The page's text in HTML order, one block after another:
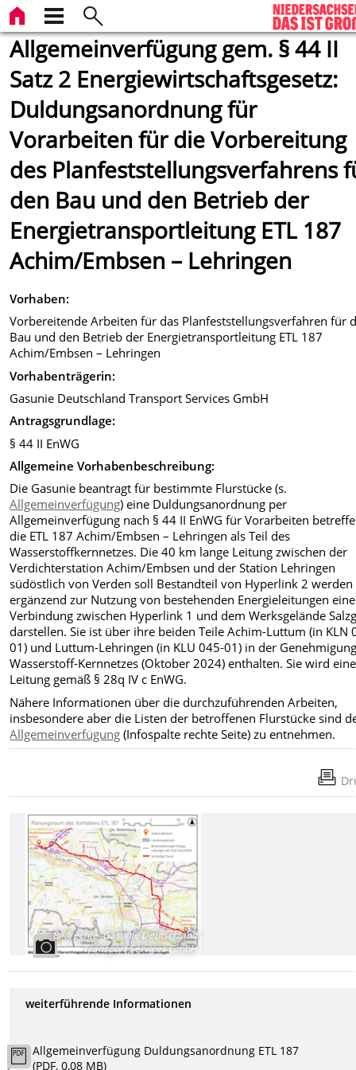
Allgemeinverfügung gem. § 44 II
Satz 2 Energiewirtschaftsgesetz:
Duldungsanordnung für
Vorarbeiten für die Vorbereitung
des Planfeststellungsverfahrens
den Bau und den Betrieb der
Energietransportleitung ETL 187
Achim/Embsen – Lehringen
Vorhaben:
Vorbereitende Arbeiten für das Planfeststellungsverfahren für
Bau und den Betrieb der Energietransportleitung ETL 187
Achim/Embsen – Lehringen
Vorhabenträgerin:
Gasunie Deutschland Transport Services GmbH
Antragsgrundlage:
§ 44 II EnWG
Allgemeine Vorhabenbeschreibung:
Die Gasunie beantragt für bestimmte Flurstücke (s.
Allgemeinverfügung) eine Duldungsanordnung per
Allgemeinverfügung nach § 44 II EnWG für Vorarbeiten
die ETL 187 Achim/Embsen – Lehringen als Teil des
Wasserstoffkernnetzes. Die 40 km lange Leitung zwischen der
Verdichterstation Achim/Embsen und der Station Lehringen
südöstlich von Verden soll Bestandteil von Hyperlink 2
ergänzend zur Nutzung von bestehenden Energieleitungen eine
Verbindung zwischen Hyperlink 1 und dem Werksgelände
darstellen. Sie ist über ihre beiden Teile Achim-Luttum (in KLN
01) und Luttum-Lehringen (in KLU 045-01) in der
Wasserstoff-Kernnetzes (Oktober 2024) enthalten. Sie wird eine
Leitung gemäß § 28q IV c EnWG.
Nähere Informationen über die durchzuführenden Arbeiten,
insbesondere aber die Listen der betroffenen Flurstücke sind
Allgemeinverfügung (Infospalte rechte Seite) zu entnehmen.
Bildrechte:Gasunie Deutschland
Transport Services GmbH
weiterführende Informationen
Allgemeinverfügung Duldungsanordnung ETL 187
(PDF, 0,08 MB)